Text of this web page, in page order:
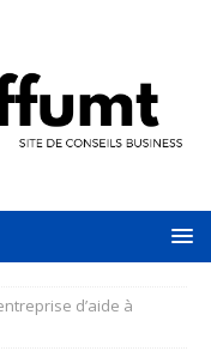
d’aide à